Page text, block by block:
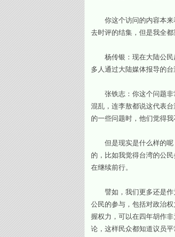
你这个访问的内容本来和
去时评的结集，但是我全
杨传银：现在大陆公民越
多人通过大陆媒体报导的
张铁志：你这个问题非常
混乱，连李敖都说这代表
的一些问题时，他们觉得
但是现实是什么样的呢？
的，比如我觉得台湾的公
在继续前行。
譬如，我们更多还是作为
公民的参与，包括对政治
握权力，可以在四年胡作
论，这样民众都知道议员